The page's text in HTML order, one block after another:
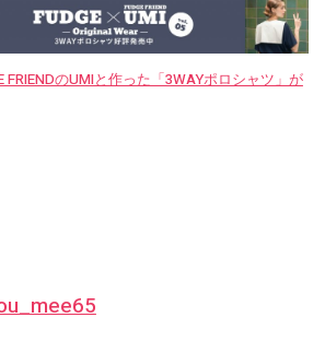
FRIENDのUMIと作った「3WAYポロシャツ」が